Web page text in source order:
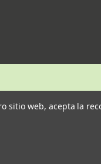
sitio web, acepta la